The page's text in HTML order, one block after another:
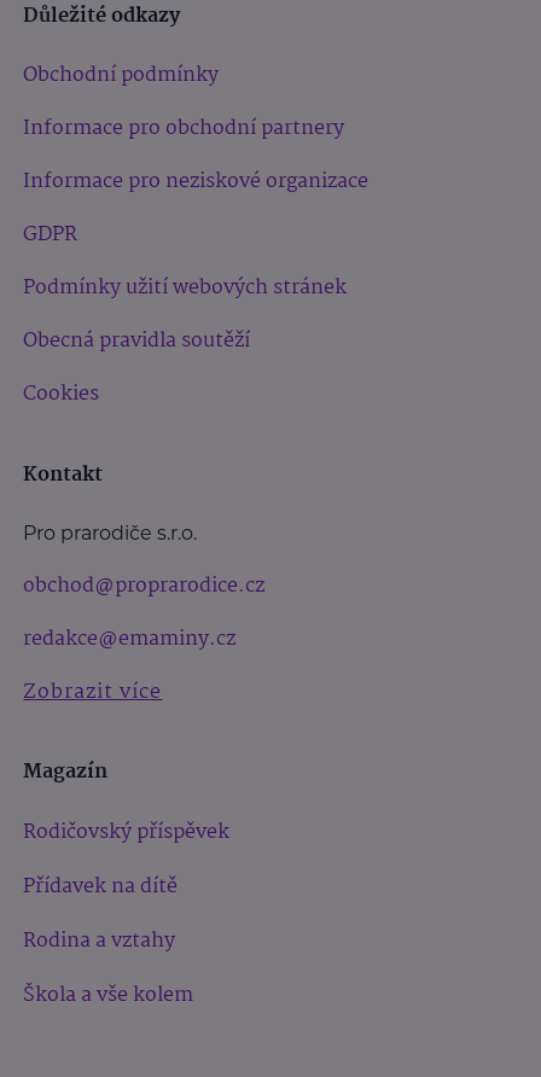
Důležité odkazy
Obchodní podmínky
Informace pro obchodní partnery
Informace pro neziskové organizace
GDPR
Podmínky užití webových stránek
Obecná pravidla soutěží
Cookies
Kontakt
Pro prarodiče s.r.o.
obchod@proprarodice.cz
redakce@emaminy.cz
Zobrazit více
Magazín
Rodičovský příspěvek
Přídavek na dítě
Rodina a vztahy
Škola a vše kolem